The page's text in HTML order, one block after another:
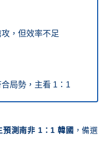
，但效率不足
局勢，主看 1：1
預測南非 1：1 韓國 ，備選